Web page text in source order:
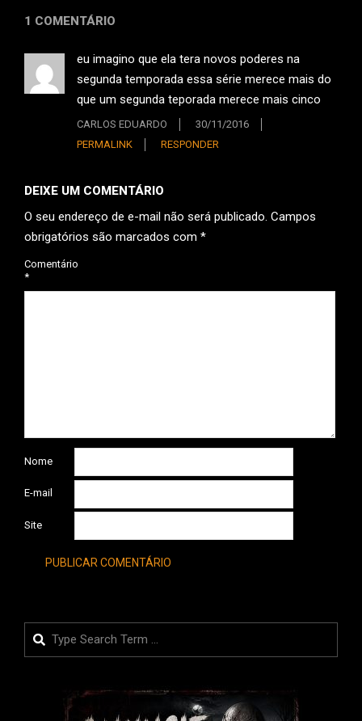
1 COMENTÁRIO
eu imagino que ela tera novos poderes na
segunda temporada essa série merece mais do
que um segunda teporada merece mais cinco
CARLOS EDUARDO
30/11/2016
PERMALINK
RESPONDER
DEIXE UM COMENTÁRIO
O seu endereço de e-mail não será publicado. Campos
obrigatórios são marcados com *
Comentário
*
Nome
E-mail
Site